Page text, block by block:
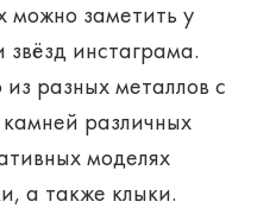
можно заметить у
звёзд инстаграма.
разных металлов с
различных
моделях
а также клыки.